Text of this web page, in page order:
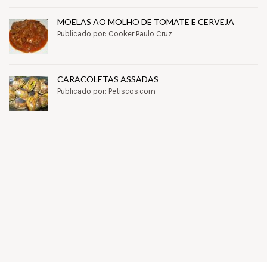
MOELAS AO MOLHO DE TOMATE E CERVEJA
Publicado por: Cooker Paulo Cruz
CARACOLETAS ASSADAS
Publicado por: Petiscos.com